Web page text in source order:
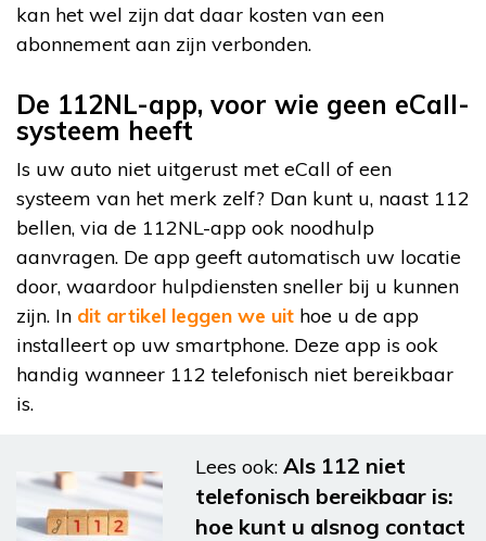
kan het wel zijn dat daar kosten van een
abonnement aan zijn verbonden.
De 112NL-app, voor wie geen eCall-
systeem heeft
Is uw auto niet uitgerust met eCall of een
systeem van het merk zelf? Dan kunt u, naast 112
bellen, via de 112NL-app ook noodhulp
aanvragen. De app geeft automatisch uw locatie
door, waardoor hulpdiensten sneller bij u kunnen
zijn. In dit artikel leggen we uit hoe u de app
installeert op uw smartphone. Deze app is ook
handig wanneer 112 telefonisch niet bereikbaar
is.
Lees ook: Als 112 niet
telefonisch bereikbaar is:
hoe kunt u alsnog contact